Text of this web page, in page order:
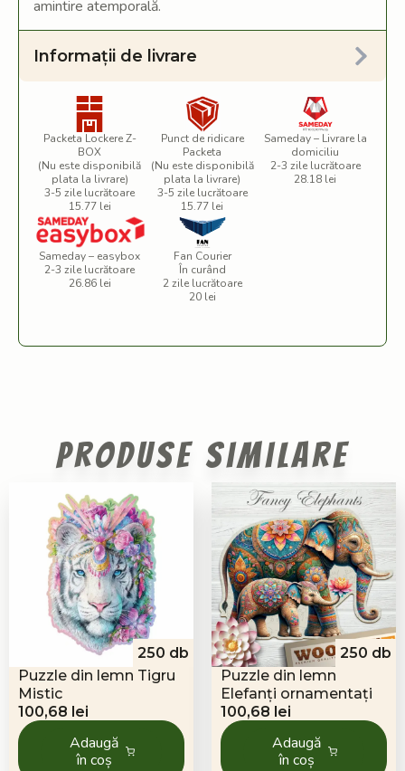
amintire atemporală.
Informații de livrare
Packeta Lockere Z-
BOX
(Nu este disponibilă
plata la livrare)
3-5 zile lucrătoare
15.77 lei
Punct de ridicare
Packeta
(Nu este disponibilă
plata la livrare)
3-5 zile lucrătoare
15.77 lei
Sameday – Livrare la
domiciliu
2-3 zile lucrătoare
28.18 lei
Sameday – easybox
2-3 zile lucrătoare
26.86 lei
Fan Courier
În curând
2 zile lucrătoare
20 lei
Produse similare
250 db
Puzzle din lemn Tigru
Mistic
100,68 lei
Adaugă
în coș
250 db
Puzzle din lemn
Elefanți ornamentați
100,68 lei
Adaugă
în coș